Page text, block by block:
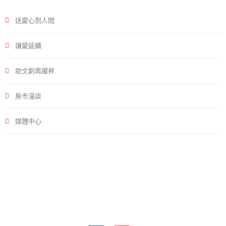
送愛心到人間
讓愛延續
助文創再躍昇
房市漫談
媒體中心